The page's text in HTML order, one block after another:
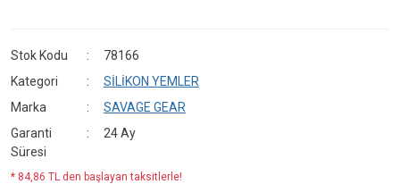
Stok Kodu
78166
Kategori
SİLİKON YEMLER
Marka
SAVAGE GEAR
Garanti
Süresi
24 Ay
* 84,86 TL den başlayan taksitlerle!